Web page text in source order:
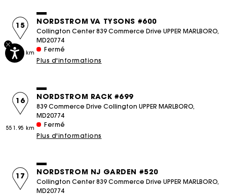
NORDSTROM VA TYSONS #600
15
551.95 km
Collington Center 839 Commerce Drive UPPER MARLBORO,
MD20774
Fermé
Plus d'informations
NORDSTROM RACK #699
16
551.95 km
839 Commerce Drive Collington UPPER MARLBORO,
MD20774
Fermé
Plus d'informations
NORDSTROM NJ GARDEN #520
17
Collington Center 839 Commerce Drive UPPER MARLBORO,
MD20774